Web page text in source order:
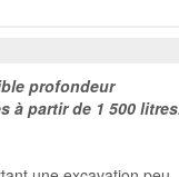
profondeur
à partir de 1 500